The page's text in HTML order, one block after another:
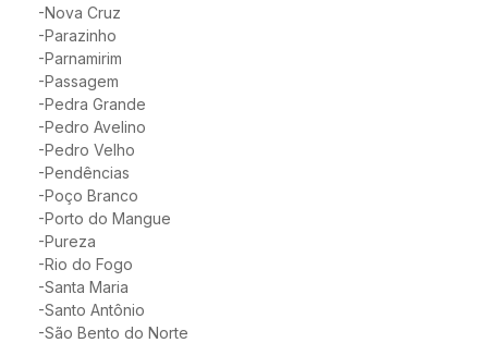
-Nova Cruz
-Parazinho
-Parnamirim
-Passagem
-Pedra Grande
-Pedro Avelino
-Pedro Velho
-Pendências
-Poço Branco
-Porto do Mangue
-Pureza
-Rio do Fogo
-Santa Maria
-Santo Antônio
-São Bento do Norte